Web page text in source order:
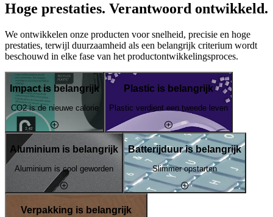
Hoge prestaties. Verantwoord ontwikkeld.
We ontwikkelen onze producten voor snelheid, precisie en hoge
prestaties, terwijl duurzaamheid als een belangrijk criterium wordt
beschouwd in elke fase van het productontwikkelingsproces.
Impact is belangrijk
CO2 is de nieuwe calorie
Plastic is belangrijk
Plastic verdient een tweede leven
Aluminium is belangrijk
Aluminium is cool geworden
Batterijduur is belangrijk
Slimmer opstarten
Verpakking is belangrijk